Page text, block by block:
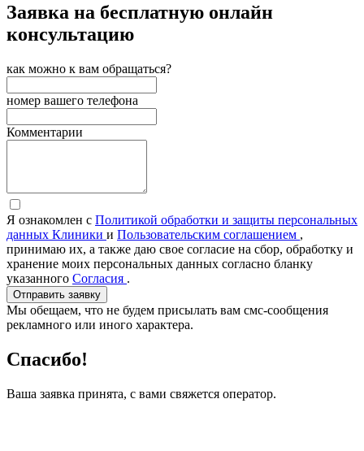
Заявка на бесплатную онлайн
консультацию
как можно к вам обращаться?
номер вашего телефона
Комментарии
Я ознакомлен с Политикой обработки и защиты персональных
данных Клиники и Пользовательским соглашением ,
принимаю их, а также даю свое согласие на сбор, обработку и
хранение моих персональных данных согласно бланку
указанного Согласия .
Отправить заявку
Мы обещаем, что не будем присылать вам смс-сообщения
рекламного или иного характера.
Спасибо!
Ваша заявка принята, с вами свяжется оператор.